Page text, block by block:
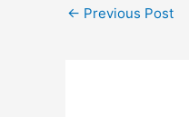
← Previous Post